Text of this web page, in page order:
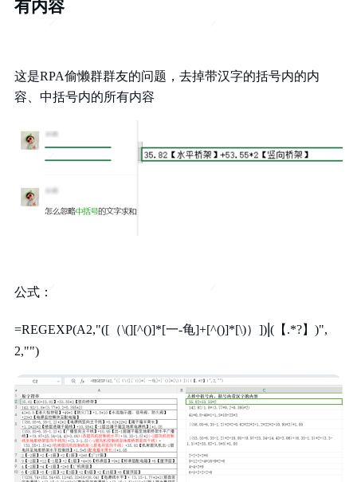
有内容
这是RPA偷懒群群友的问题，去掉带汉字的括号内的内
容、中括号内的所有内容
公式：
=REGEXP(A2,"([（\(][^()]*[一-龟]+[^()]*[\)）])|(【.*?】)",
2,"")